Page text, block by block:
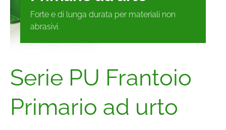
Forte e di lunga durata per materiali non
abrasivi.
Serie PU Frantoio
Primario ad urto